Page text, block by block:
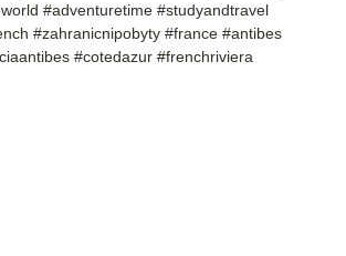
#adventuretime #studyandtravel
#zahranicnipobyty #france #antibes
#cotedazur #frenchriviera